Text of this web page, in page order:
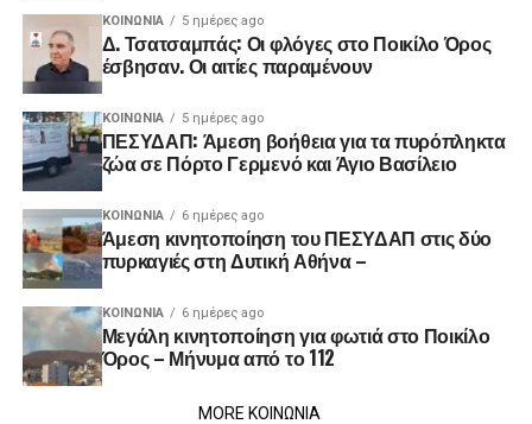
ΚΟΙΝΩΝΊΑ 5 ημέρες ago
Δ. Τσατσαμπάς: Οι φλόγες στο Ποικίλο Όρος
έσβησαν. Οι αιτίες παραμένουν
ΚΟΙΝΩΝΊΑ 5 ημέρες ago
ΠΕΣΥΔΑΠ: Άμεση βοήθεια για τα πυρόπληκτα
ζώα σε Πόρτο Γερμενό και Άγιο Βασίλειο
ΚΟΙΝΩΝΊΑ 6 ημέρες ago
Άμεση κινητοποίηση του ΠΕΣΥΔΑΠ στις δύο
πυρκαγιές στη Δυτική Αθήνα –
ΚΟΙΝΩΝΊΑ 6 ημέρες ago
Μεγάλη κινητοποίηση για φωτιά στο Ποικίλο
Όρος – Μήνυμα από το 112
MORE ΚΟΙΝΩΝΙΑ